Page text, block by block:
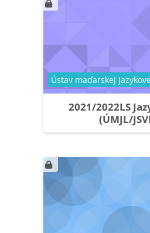
2021/2022LS
(ÚMJL/
Kategória kurzu